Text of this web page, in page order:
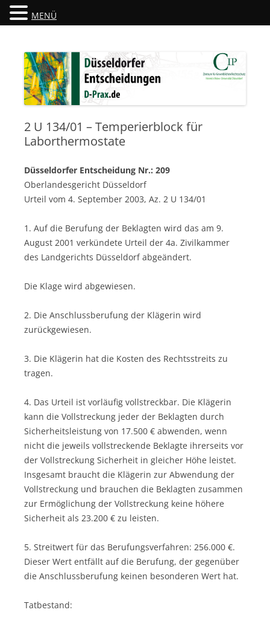
Düsseldorfer Entscheidungen
2 U 134/01 – Temperierblock für
Laborthermostate
Düsseldorfer Entscheidung Nr.: 209
Oberlandesgericht Düsseldorf
Urteil vom 4. September 2003, Az. 2 U 134/01
1. Auf die Berufung der Beklagten wird das am 9.
August 2001 verkündete Urteil der 4a. Zivilkammer
des Landgerichts Düsseldorf abgeändert.
Die Klage wird abgewiesen.
2. Die Anschlussberufung der Klägerin wird
zurückgewiesen.
3. Die Klägerin hat die Kosten des Rechtsstreits zu
tragen.
4. Das Urteil ist vorläufig vollstreckbar. Die Klägerin
kann die Vollstreckung jeder der Beklagten durch
Sicherheitsleistung von 17.500 € abwenden, wenn
nicht die jeweils vollstreckende Beklagte ihrerseits vor
der Vollstreckung Sicherheit in gleicher Höhe leistet.
Insgesamt braucht die Klägerin zur Abwendung der
Vollstreckung und brauchen die Beklagten zusammen
zur Ermöglichung der Vollstreckung keine höhere
Sicherheit als 23.200 € zu leisten.
5. Streitwert für das Berufungsverfahren: 256.000 €.
Dieser Wert entfällt auf die Berufung, der gegenüber
die Anschlussberufung keinen besonderen Wert hat.
Tatbestand:
MENÜ